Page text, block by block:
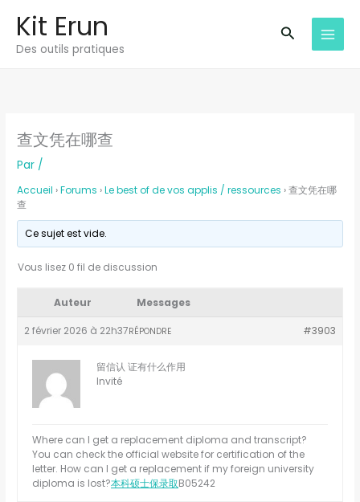
contenu
Kit Erun
Des outils pratiques
查文凭在哪查
Par /
Accueil ›Forums ›Le best of de vos applis / ressources ›查文凭在哪
查
Ce sujet est vide.
Vous lisez 0 fil de discussion
Auteur Messages
2 février 2026 à 22h37 #3903
RÉPONDRE
留信认 证有什么作用
Invité
Where can I get a replacement diploma and transcript?
You can check the official website for certification of the
letter. How can I get a replacement if my foreign university
diploma is lost?本科硕士保录取B05242